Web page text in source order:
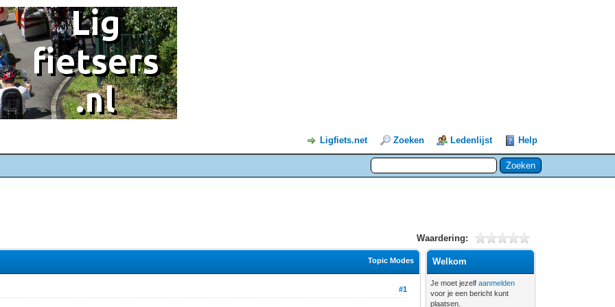
Ligfiets.net Zoeken Ledenlijst Help
Waardering:
Topic Modes
#1
Welkom
Je moet jezelfaanmelden
voor je een bericht kunt
plaatsen.